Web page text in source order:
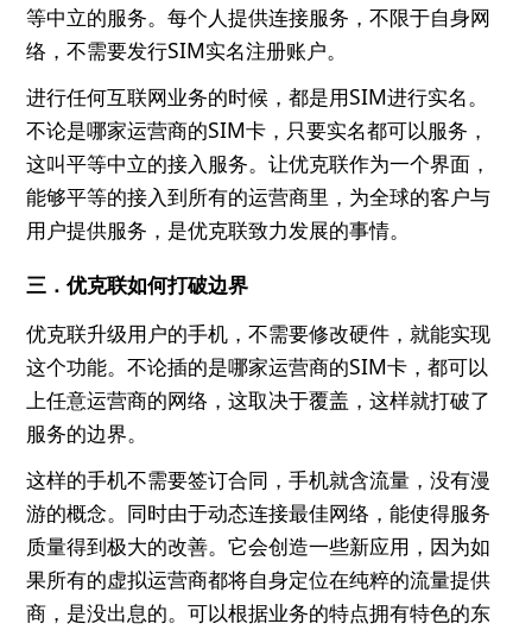
等中立的服务。每个人提供连接服务，不限于自身网
络，不需要发行SIM实名注册账户。
进行任何互联网业务的时候，都是用SIM进行实名。
不论是哪家运营商的SIM卡，只要实名都可以服务，
这叫平等中立的接入服务。让优克联作为一个界面，
能够平等的接入到所有的运营商里，为全球的客户与
用户提供服务，是优克联致力发展的事情。
三．优克联如何打破边界
优克联升级用户的手机，不需要修改硬件，就能实现
这个功能。不论插的是哪家运营商的SIM卡，都可以
上任意运营商的网络，这取决于覆盖，这样就打破了
服务的边界。
这样的手机不需要签订合同，手机就含流量，没有漫
游的概念。同时由于动态连接最佳网络，能使得服务
质量得到极大的改善。它会创造一些新应用，因为如
果所有的虚拟运营商都将自身定位在纯粹的流量提供
商，是没出息的。可以根据业务的特点拥有特色的东